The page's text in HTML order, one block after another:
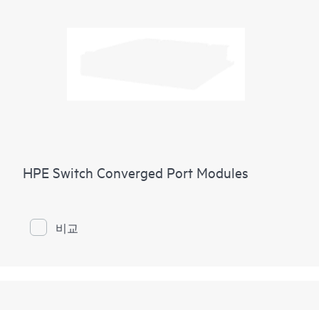
HPE Switch Converged Port Modules
비교